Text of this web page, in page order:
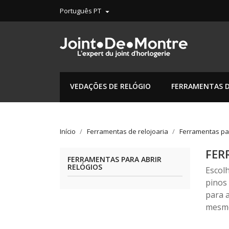
Português PT 
VEDAÇÕES DE RELÓGIO FERRAMENTAS
Início Ferramentas de relojoaria Ferramentas
FERRAMENTAS PARA ABRIR
RELÓGIOS
pinos
para